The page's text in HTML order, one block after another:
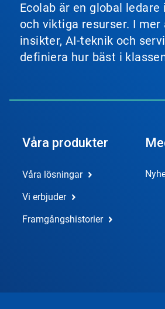
Ecolab är en global
och viktiga resurser. I
insikter, AI-teknik och
definiera hur bäst i
Våra produkter
Våra lösningar
Vi erbjuder
Framgångshistorier